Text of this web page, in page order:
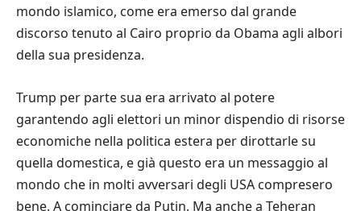
mondo islamico, come era emerso dal grande
discorso tenuto al Cairo proprio da Obama agli albori
della sua presidenza.
Trump per parte sua era arrivato al potere
garantendo agli elettori un minor dispendio di risorse
economiche nella politica estera per dirottarle su
quella domestica, e già questo era un messaggio al
mondo che in molti avversari degli USA compresero
bene. A cominciare da Putin. Ma anche a Teheran